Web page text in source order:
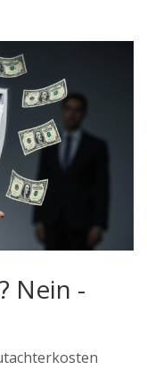
Nein -